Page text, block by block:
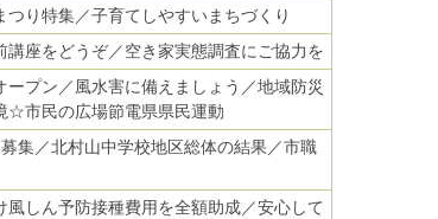
り特集／子育てしやすいまちづくり
講座をどうぞ／空き家実態調査にご協力を
ープン／風水害に備えましょう／地域防災
☆市民の広場節電県県民運動
集／北村山中学校地区総体の結果／市職
風しん予防接種費用を全額助成／安心して